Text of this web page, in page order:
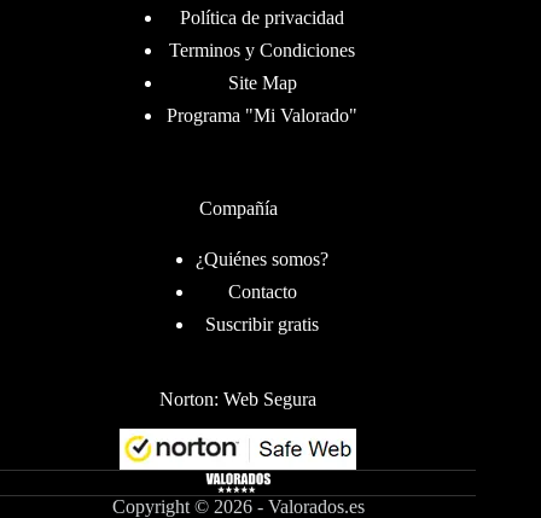
Política de privacidad
Terminos y Condiciones
Site Map
Programa "Mi Valorado"
Compañía
¿Quiénes somos?
Contacto
Suscribir gratis
Norton: Web Segura
Copyright © 2026 - Valorados.es